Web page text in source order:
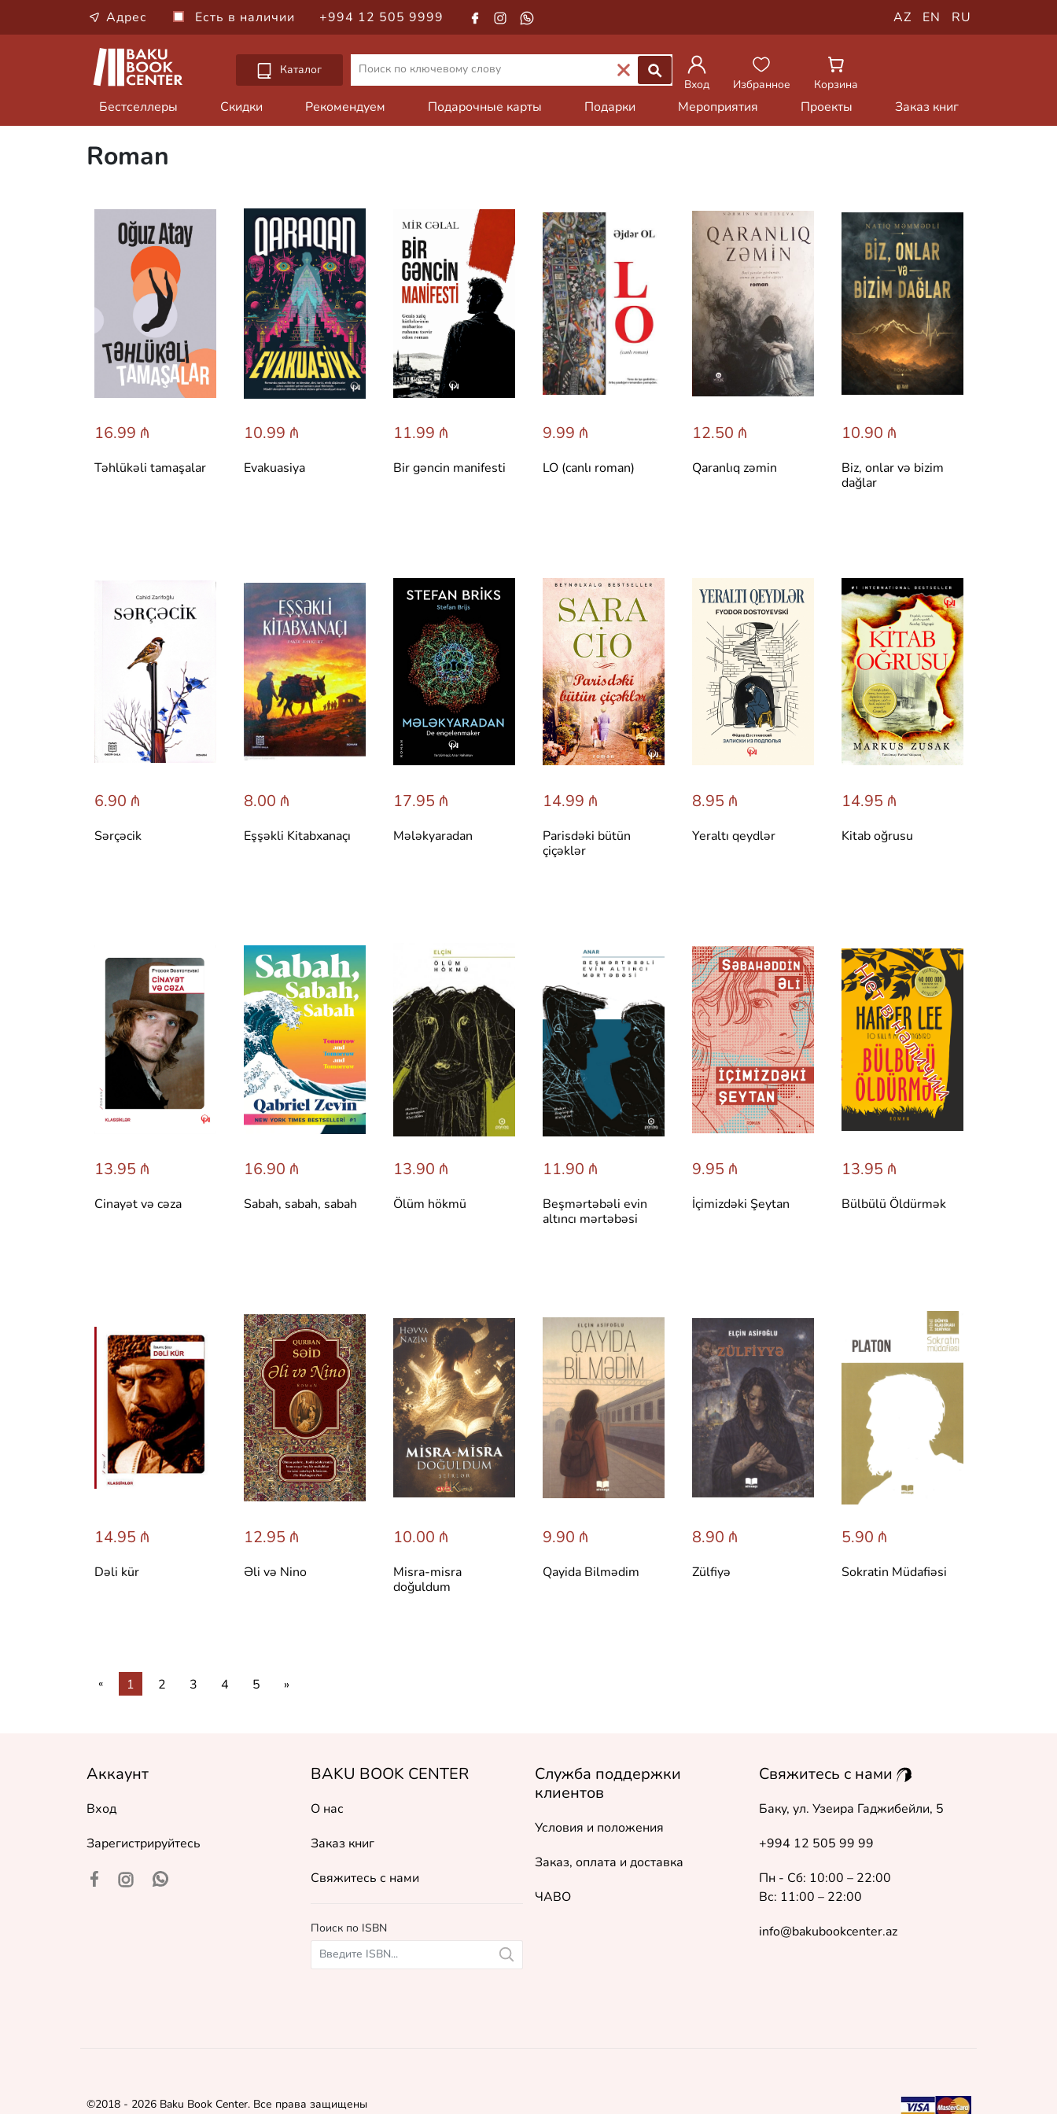
Адрес Есть в наличии +994 12 505 9999 AZ EN RU
Каталог
Вход
Избранное Корзина
Бестселлеры Скидки Рекомендуем Подарочные карты Подарки Мероприятия Проекты Заказ книг
Roman
16.99 ₼
Təhlükəli tamaşalar
10.99 ₼
Evakuasiya
11.99 ₼
Bir gəncin manifesti
9.99 ₼
LO (canlı roman)
12.50 ₼
Qaranlıq zəmin
10.90 ₼
Biz, onlar və bizim
dağlar
6.90 ₼
Sərçəcik
8.00 ₼
Eşşəkli Kitabxanaçı
17.95 ₼
Mələkyaradan
14.99 ₼
Parisdəki bütün
çiçəklər
8.95 ₼
Yeraltı qeydlər
14.95 ₼
Kitab oğrusu
13.95 ₼
Cinayət və cəza
16.90 ₼
Sabah, sabah, sabah
13.90 ₼
Ölüm hökmü
11.90 ₼
Beşmərtəbəli evin
altıncı mərtəbəsi
9.95 ₼
İçimizdəki Şeytan
Нет в наличии
13.95 ₼
Bülbülü Öldürmək
14.95 ₼
Dəli kür
12.95 ₼
Əli və Nino
10.00 ₼
Misra-misra
doğuldum
9.90 ₼
Qayida Bilmədim
8.90 ₼
Zülfiyə
5.90 ₼
Sokratin Müdafiəsi
« 1 2 3 4 5 »
Аккаунт
Вход
Зарегистрируйтесь
BAKU BOOK CENTER
О нас
Заказ книг
Свяжитесь с нами
Поиск по ISBN
Служба поддержки
клиентов
Условия и положения
Заказ, оплата и доставка
ЧАВО
Свяжитесь с нами
Баку, ул. Узеира Гаджибейли, 5
+994 12 505 99 99
Пн - Сб: 10:00 – 22:00
Вс: 11:00 – 22:00
info@bakubookcenter.az
©2018 - 2026 Baku Book Center. Все права защищены